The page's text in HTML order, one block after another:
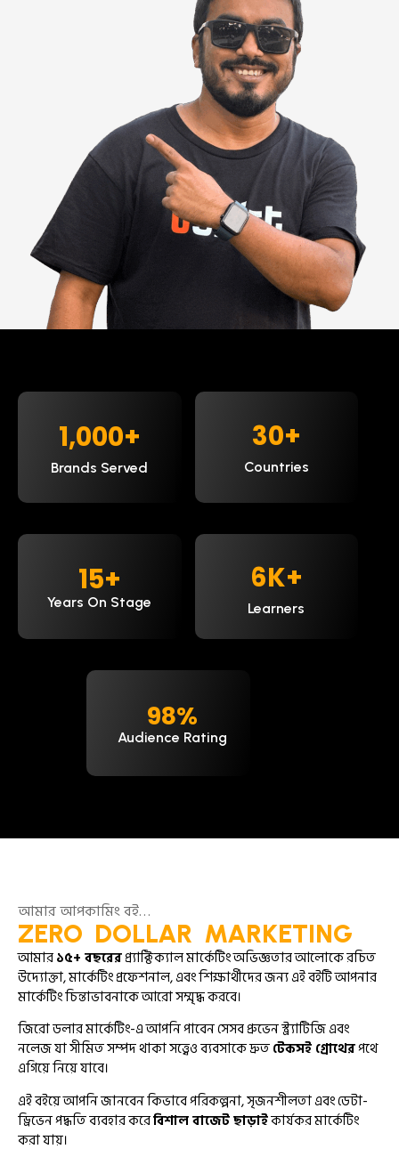
Brands Served
1,000+
Countries
30+
Years On Stage
15+
Learners
9K+
Audience Rating
98%
আমার আপকামিং বই…
ZERO DOLLAR MARKETING
আমার১৫+ বছরেরপ্র্যাক্টিক্যাল মার্কেটিং অভিজ্ঞতার আলোকে রচিত
উদ্যোক্তা, মার্কেটিং প্রফেশনাল, এবং শিক্ষার্থীদের জন্য এই বইটি আপনার
মার্কেটিং চিন্তাভাবনাকে আরো সম্মৃদ্ধ করবে।
জিরো ডলার মার্কেটিং-এ আপনি পাবেন সেসব প্রুভেন স্ট্র্যাটিজি এবং
নলেজ যা সীমিত সম্পদ থাকা সত্ত্বেও ব্যবসাকে দ্রুতটেকসই গ্রোথেরপথে
এগিয়ে নিয়ে যাবে।
এই বইয়ে আপনি জানবেন কিভাবে পরিকল্পনা, সৃজনশীলতা এবং ডেটা-
ড্রিভেন পদ্ধতি ব্যবহার করেবিশাল বাজেট ছাড়াইকার্যকর মার্কেটিং
করা যায়।